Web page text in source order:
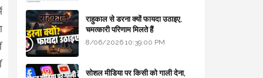
राहुकाल से डरना क्यों फायदा उठाइए,
चमत्कारी परिणाम मिलते हैं
8/06/2026 10:39:00 PM
सोशल मीडिया पर किसी को गाली देना,